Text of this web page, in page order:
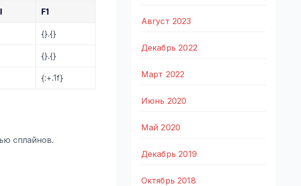
F1
{}.{}
{}.{}
{:+.1f}
сплайнов.
Август 2023
Декабрь 2022
Март 2022
Июнь 2020
Май 2020
Декабрь 2019
Октябрь 2018